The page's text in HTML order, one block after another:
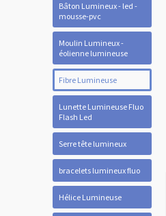
Bâton Lumineux - led -
mousse-pvc
Moulin Lumineux -
éolienne lumineuse
Fibre Lumineuse
Lunette Lumineuse Fluo
Flash Led
Serre tête lumineux
bracelets lumineux fluo
Hélice Lumineuse